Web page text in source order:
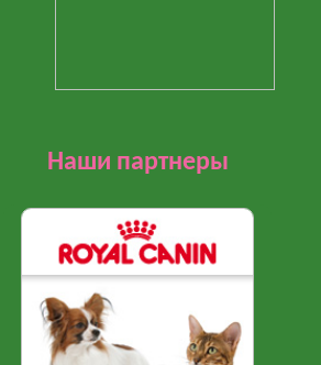
Наши партнеры